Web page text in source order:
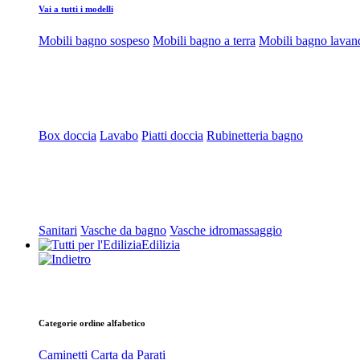
Vai a tutti i modelli
Mobili bagno sospeso Mobili bagno a terra Mobili bagno
Box doccia Lavabo Piatti doccia Rubinetteria bagno
Sanitari Vasche da bagno Vasche idromassaggio
Edilizia
Categorie ordine alfabetico
Caminetti Carta da Parati